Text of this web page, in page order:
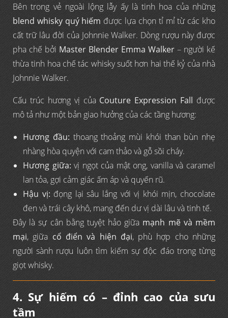
Bên trong vẻ ngoài lộng lẫy ấy là tinh hoa của những
blend whisky quý hiếm được lựa chọn tỉ mỉ từ các kho
cất trữ lâu đời của Johnnie Walker. Dòng rượu này được
pha chế bởi Master Blender Emma Walker – người kế
thừa tinh hoa chế tác whisky suốt hơn hai thế kỷ của nhà
Johnnie Walker.
Cấu trúc hương vị của Couture Expression Fall được
mô tả như một bản giao hưởng của các tầng hương:
Hương đầu: thoang thoảng mùi khói than bùn nhẹ
nhàng hòa quyện với cam thảo và gỗ sồi cháy.
Hương giữa: vị ngọt của mật ong, vanilla và caramel
lan tỏa, gợi cảm giác ấm áp và quyến rũ.
Hậu vị: đọng lại sâu lắng với vị khói mịn, chocolate
đen và trái cây khô, mang đến dư vị dài lâu và tinh tế.
Đây là sự cân bằng tuyệt hảo giữa mạnh mẽ và mềm
mại, giữa cổ điển và hiện đại, phù hợp cho những
người sành rượu luôn tìm kiếm sự độc đáo trong từng
giọt whisky.
4. Sự hiếm có – đỉnh cao của sưu
tầm